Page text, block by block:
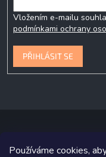
Používáme cookies,
Vložením e-mailu
podmínkami ochrany
PŘIHLÁSIT SE